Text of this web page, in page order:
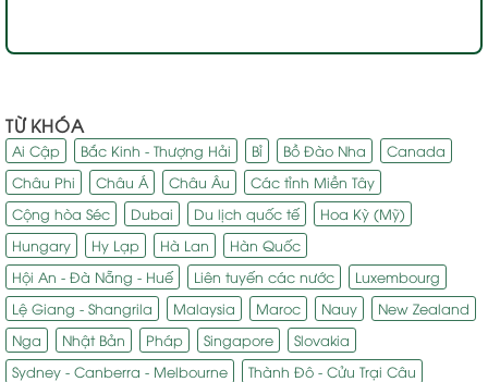
TỪ KHÓA
Ai Cập Bắc Kinh - Thượng Hải Bỉ Bồ Đào Nha
Canada
Châu Phi
Châu Á Châu Âu
Các tỉnh Miền Tây
Cộng hòa Séc
Dubai Du lịch quốc tế
Hoa Kỳ (Mỹ)
Hungary
Hy Lạp Hà Lan
Hàn Quốc
Hội An - Đà Nẵng - Huế
Liên tuyến các nước
Luxembourg
Lệ Giang - Shangrila
Malaysia Maroc Nauy
New Zealand
Nga
Nhật Bản Pháp Singapore
Slovakia
Sydney - Canberra - Melbourne
Thành Đô - Cửu Trại Câu